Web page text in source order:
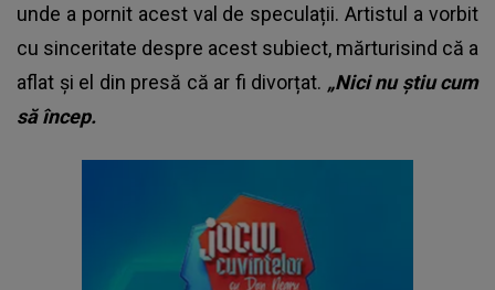
unde a pornit acest val de speculații. Artistul a vorbit
cu sinceritate despre acest subiect, mărturisind că a
aflat și el din presă că ar fi divorțat. „Nici nu știu cum
să încep.